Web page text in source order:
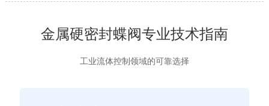
金属硬密封蝶阀专业技术指南
工业流体控制领域的可靠选择